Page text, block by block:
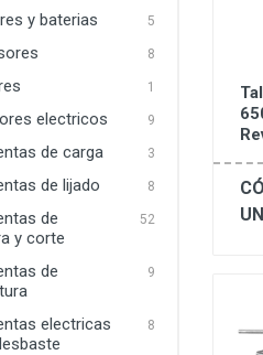
y baterias 5
8
1
electricos 9
de carga 3
de lijado 8
de
y corte
52
de
9
electricas
8